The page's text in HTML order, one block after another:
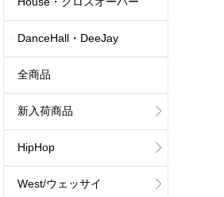
DanceHall・DeeJay
全商品
新入荷商品
HipHop
West/ウェッサイ